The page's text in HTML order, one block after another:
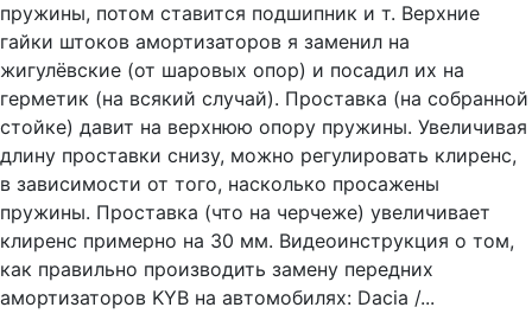
пружины, потом ставится подшипник и т. Верхние
гайки штоков амортизаторов я заменил на
жигулёвские (от шаровых опор) и посадил их на
герметик (на всякий случай). Проставка (на собранной
стойке) давит на верхнюю опору пружины. Увеличивая
длину проставки снизу, можно регулировать клиренс,
в зависимости от того, насколько просажены
пружины. Проставка (что на черчеже) увеличивает
клиренс примерно на 30 мм. Видеоинструкция о том,
как правильно производить замену передних
амортизаторов KYB на автомобилях: Dacia /...